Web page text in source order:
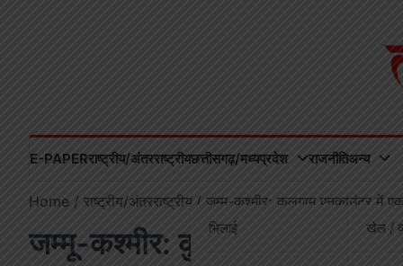
E-PAPERराष्ट्रीय/अंतरराष्ट्रीयछत्तीसगढ़/मध्यप्रदेश
भिलाई
राजनीतिअन्य
खेल /
Home राष्ट्रीय/अंतरराष्ट्रीय जम्मू-कश्मीर: कुलगाम एनकाउंटर में
जम्मू-कश्मीर: कुलगाम एनकाउंटर में